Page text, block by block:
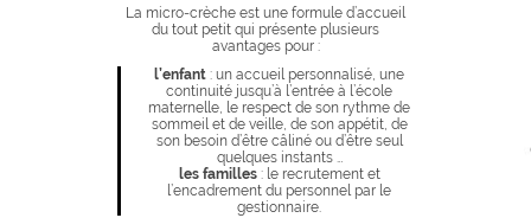
La micro-crèche est une formule d’accueil
du tout petit qui présente plusieurs
avantages pour :
l’enfant : un accueil personnalisé, une
continuité jusqu’à l’entrée à l’école
maternelle, le respect de son rythme de
sommeil et de veille, de son appétit, de
son besoin d’être câliné ou d’être seul
quelques instants …
les familles: le recrutement et
l’encadrement du personnel par le
gestionnaire.